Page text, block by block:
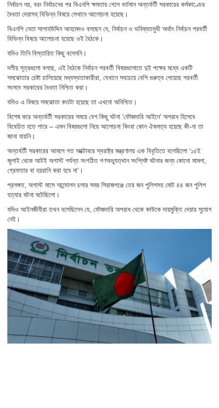
নির্বাচন নয়, বরং নির্বাচনের পর বিএনপি ক্ষমতায় গেলে বর্তমান অন্তর্বর্তী সরকারের কর্মকাণ্ডের
বৈধতা দেয়াসহ বিভিন্ন বিষয়ে সেখানে আলোচনা হয়েছে।
বিএনপি নেতা সালাহউদ্দিন আহমেদও বলছেন যে, নির্বাচন ও ভবিষ্যতমুখী অর্থাৎ নির্বাচন পরবর্তী
বিভিন্ন বিষয়ে আলোচনা হয়েছে ওই বৈঠকে।
যদিও তিনি বিস্তারিত কিছু বলেননি।
দলীয় সূত্রগুলো বলছে, এই বৈঠকে নির্বাচন পরবর্তী বিষয়গুলোতে দুই পক্ষের মধ্যে একটি
সমঝোতার চেষ্টা চালিয়েছে মধ্যস্থতাকারীরা, যেখানে সবচেয়ে বেশি গুরুত্ব পেয়েছে পরবর্তী
সংসদে সরকারের বৈধতা নিশ্চিত করা।
যদিও এ বিষয়ে সমঝোতা কতটা হয়েছে তা এখনো অনিশ্চিত।
বিশেষ করে অন্তর্বর্তী সরকারের সময়ে বেশ কিছু ঘটনা ‘ফৌজদারি আইনে’ অপরাধ হিসেবে
বিবেচিত হতে পারে – এমন বিষয়গুলো নিয়ে আলােচনা কিংবা কোন ঐকমত্য হয়েছে কী-না তা
জানা যায়নি।
অন্তর্বর্তী সরকারের আমলে গত অক্টোবরে স্বরাষ্ট্র মন্ত্রণালয় এক বিবৃতিতে বলেছিলো ‘১৫ই
জুলাই থেকে আটই অগাস্ট পর্যন্ত সংগঠিত গণঅভ্যুত্থান সংশ্লিষ্ট ঘটনার জন্য কোনো মামলা,
গ্রেফতার বা হয়রানি করা হবে না’।
প্রসঙ্গত, অগাস্ট মাসে আন্দোলন চলার সময় সিরাজগঞ্জে তের জন পুলিশসহ মোট ৪৪ জন পুলিশ
হত্যার ঘটনা ঘটেছিলো।
যদিও আইনজীবীরা তখন বলেছিলেন যে, ফৌজদারি অপরাধ থেকে কাউকে দায়মুক্তি দেয়ার সুযোগ
নেই।